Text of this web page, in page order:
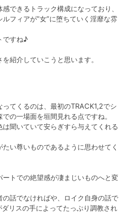
できるトラック構成になっており、
フィアが”女”に堕ちていく淫靡な雰
ですね♪
紹介していこうと思います。
てくるのは、最初のTRACK1,2でシ
の一場面を垣間見れる点ですね。
聞いていて安らぎすら与えてくれる
い尊いものであるように思わせてく
トでの絶望感が凄まじいものへと変
話でなければや、ロイク自身の話で
リスの手によってたっぷり調教され